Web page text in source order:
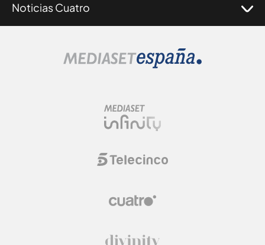
Noticias Cuatro